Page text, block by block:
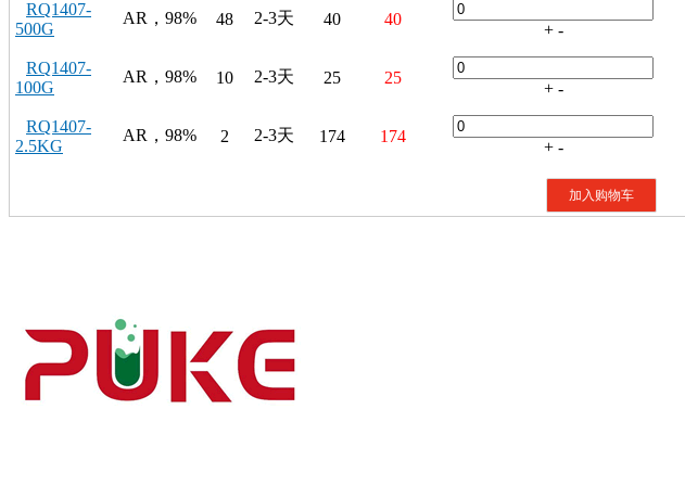
RQ1407-
500G
AR，98% 48 2-3天 40 40
+ -
RQ1407-
100G
AR，98% 10 2-3天 25 25
+ -
RQ1407-
2.5KG
AR，98% 2 2-3天 174 174
+ -
加入购物车